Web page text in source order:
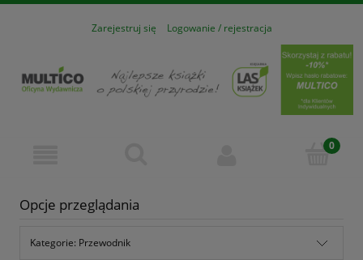
Zarejestruj się Logowanie / rejestracja
Opcje przeglądania
Kategorie: Przewodnik